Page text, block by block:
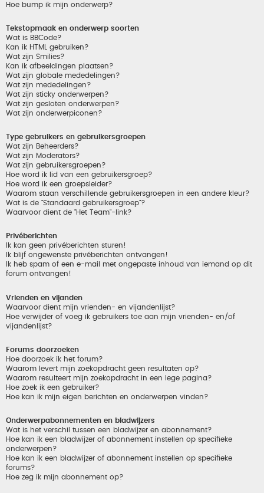
Hoe bump ik mijn onderwerp?
Tekstopmaak en onderwerp soorten
Wat is BBCode?
Kan ik HTML gebruiken?
Wat zijn Smilies?
Kan ik afbeeldingen plaatsen?
Wat zijn globale mededelingen?
Wat zijn mededelingen?
Wat zijn sticky onderwerpen?
Wat zijn gesloten onderwerpen?
Wat zijn onderwerpiconen?
Type gebruikers en gebruikersgroepen
Wat zijn Beheerders?
Wat zijn Moderators?
Wat zijn gebruikersgroepen?
Hoe word ik lid van een gebruikersgroep?
Hoe word ik een groepsleider?
Waarom staan verschillende gebruikersgroepen in een andere kleur?
Wat is de "Standaard gebruikersgroep"?
Waarvoor dient de "Het Team"-link?
Privéberichten
Ik kan geen privéberichten sturen!
Ik blijf ongewenste privéberichten ontvangen!
Ik heb spam of een e-mail met ongepaste inhoud van iemand op dit
forum ontvangen!
Vrienden en vijanden
Waarvoor dient mijn vrienden- en vijandenlijst?
Hoe verwijder of voeg ik gebruikers toe aan mijn vrienden- en/of
vijandenlijst?
Forums doorzoeken
Hoe doorzoek ik het forum?
Waarom levert mijn zoekopdracht geen resultaten op?
Waarom resulteert mijn zoekopdracht in een lege pagina?
Hoe zoek ik een gebruiker?
Hoe kan ik mijn eigen berichten en onderwerpen vinden?
Onderwerpabonnementen en bladwijzers
Wat is het verschil tussen een bladwijzer en abonnement?
Hoe kan ik een bladwijzer of abonnement instellen op specifieke
onderwerpen?
Hoe kan ik een bladwijzer of abonnement instellen op specifieke
forums?
Hoe zeg ik mijn abonnement op?